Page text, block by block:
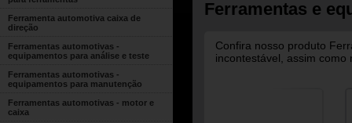
Ferramenta automotiva caixa de
direção
Ferramentas automotivas -
equipamentos para análise e teste
Ferramentas automotivas -
equipamentos para manutenção
Ferramentas automotivas - motor e
caixa
Ferramentas e
Confira nosso produto
incontestável, assim